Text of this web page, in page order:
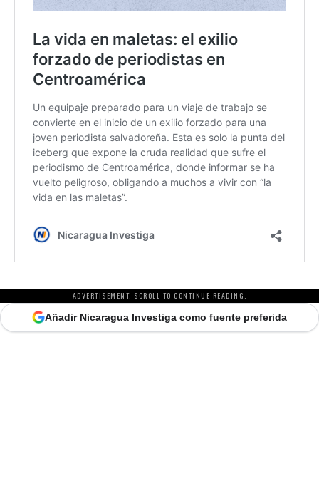
ADVERTISEMENT. SCROLL TO CONTINUE READING.
Añadir Nicaragua Investiga como fuente preferida